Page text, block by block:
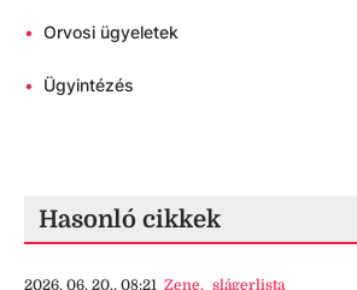
• Orvosi ügyeletek
• Ügyintézés
Hasonló cikkek
2026. 06. 20., 08:21 Zene, slágerlista